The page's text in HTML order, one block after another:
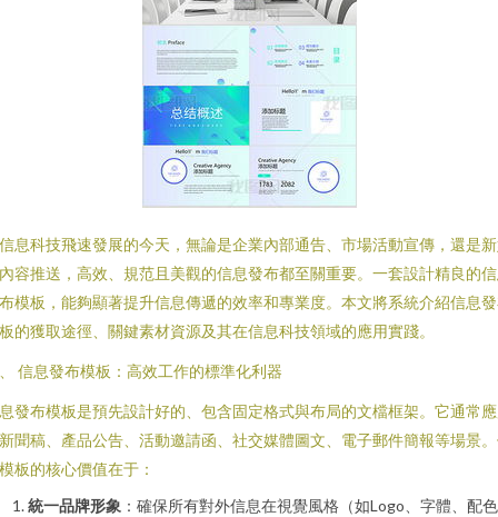
息科技飛速發展的今天，無論是企業內部通告、市場活動宣傳，還是
容推送，高效、規范且美觀的信息發布都至關重要。一套設計精良的
模板，能夠顯著提升信息傳遞的效率和專業度。本文將系統介紹信息
的獲取途徑、關鍵素材資源及其在信息科技領域的應用實踐。
信息發布模板：高效工作的標準化利器
發布模板是預先設計好的、包含固定格式與布局的文檔框架。它通常
聞稿、產品公告、活動邀請函、社交媒體圖文、電子郵件簡報等場景
板的核心價值在于：
統一品牌形象 ：確保所有對外信息在視覺風格（如Logo、字體、配